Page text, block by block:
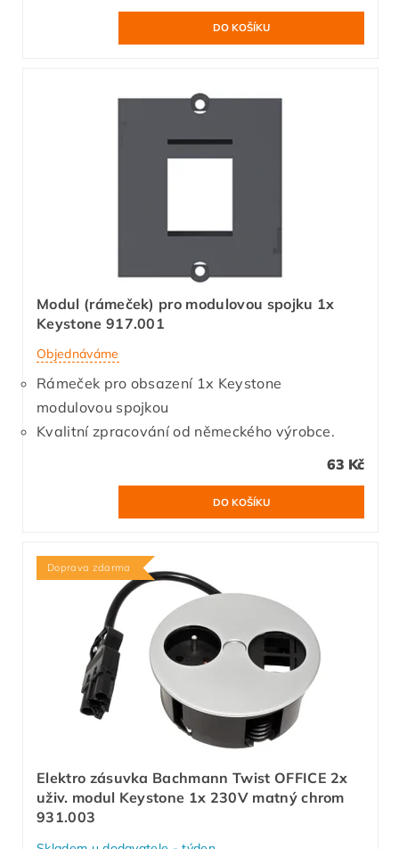
Modul (rámeček) pro modulovou spojku 1x
Keystone 917.001
Objednáváme
Rámeček pro obsazení 1x Keystone
modulovou spojkou
Kvalitní zpracování od německého výrobce.
63 Kč
Doprava zdarma
Elektro zásuvka Bachmann Twist OFFICE 2x
uživ. modul Keystone 1x 230V matný chrom
931.003